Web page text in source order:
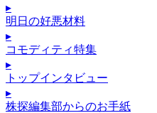
▸
明日の好悪材料
▸
コモディティ特集
▸
トップインタビュー
▸
株探編集部からのお手紙